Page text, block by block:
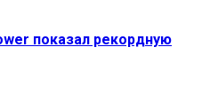
показал рекордную